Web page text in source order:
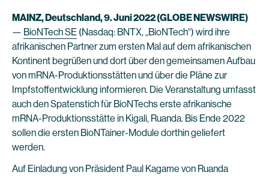
MAINZ, Deutschland, 9. Juni 2022 (GLOBE NEWSWIRE)
— BioNTech SE (Nasdaq: BNTX, „BioNTech“) wird ihre
afrikanischen Partner zum ersten Mal auf dem afrikanischen
Kontinent begrüßen und dort über den gemeinsamen Aufbau
von mRNA-Produktionsstätten und über die Pläne zur
Impfstoffentwicklung informieren. Die Veranstaltung umfasst
auch den Spatenstich für BioNTechs erste afrikanische
mRNA-Produktionsstätte in Kigali, Ruanda. Bis Ende 2022
sollen die ersten BioNTainer-Module dorthin geliefert
werden.
Auf Einladung von Präsident Paul Kagame von Ruanda